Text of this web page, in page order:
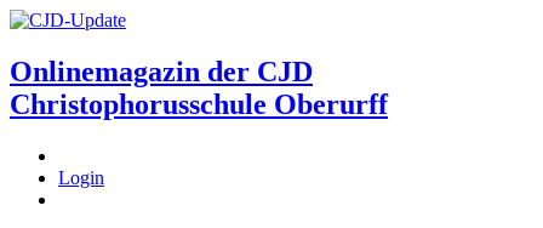
Onlinemagazin der CJD
Christophorusschule Oberurff
Login